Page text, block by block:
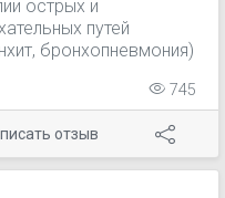
острых и
путей
бронхопневмония)
745
отзыв